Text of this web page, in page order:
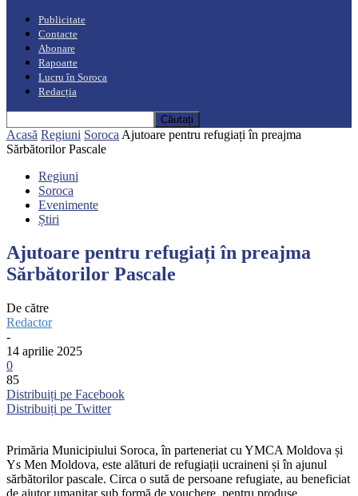
Publicitate
Contacte
Abonare
Rapoarte
Lucru în Soroca
Redacția
Acasă Regiuni Soroca Ajutoare pentru refugiați în preajma
Sărbătorilor Pascale
Regiuni
Soroca
Evenimente
Știri
Ajutoare pentru refugiați în preajma
Sărbătorilor Pascale
De către
Redactor
-
14 aprilie 2025
0
85
Distribuiți pe Facebook
Distribuiți pe Twitter
Primăria Municipiului Soroca, în parteneriat cu YMCA Moldova și
Ys Men Moldova, este alături de refugiații ucraineni și în ajunul
sărbătorilor pascale. Circa o sută de persoane refugiate, au beneficiat